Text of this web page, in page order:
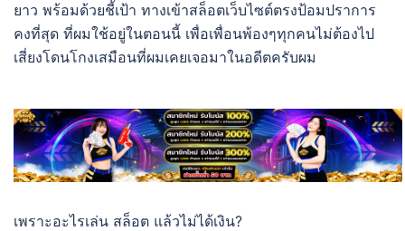
ยาว พร้อมด้วยชี้เป้า ทางเข้าสล็อตเว็บไซต์ตรงป้อมปราการ
คงที่สุด ที่ผมใช้อยู่ในตอนนี้ เพื่อเพื่อนพ้องๆทุกคนไม่ต้องไป
เสี่ยงโดนโกงเสมือนที่ผมเคยเจอมาในอดีตครับผม
เพราะอะไรเล่น สล็อต แล้วไม่ได้เงิน?